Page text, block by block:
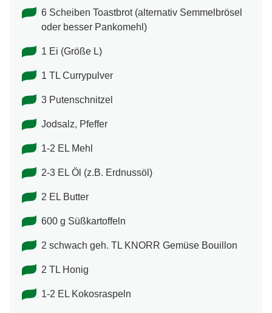
6 Scheiben Toastbrot (alternativ Semmelbrösel
oder besser Pankomehl)
1 Ei (Größe L)
1 TL Currypulver
3 Putenschnitzel
Jodsalz, Pfeffer
1-2 EL Mehl
2-3 EL Öl (z.B. Erdnussöl)
2 EL Butter
600 g Süßkartoffeln
2 schwach geh. TL KNORR Gemüse Bouillon
2 TL Honig
1-2 EL Kokosraspeln